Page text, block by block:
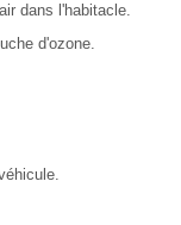
dans l'habitacle.
d'ozone.